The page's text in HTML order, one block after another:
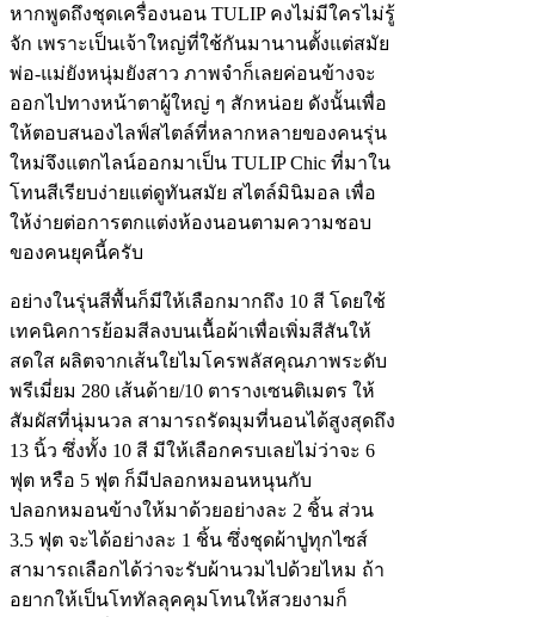
หากพูดถึงชุดเครื่องนอน TULIP คงไม่มีใครไม่รู้
จัก เพราะเป็นเจ้าใหญ่ที่ใช้กันมานานตั้งแต่สมัย
พ่อ-แม่ยังหนุ่มยังสาว ภาพจำก็เลยค่อนข้างจะ
ออกไปทางหน้าตาผู้ใหญ่ ๆ สักหน่อย ดังนั้นเพื่อ
ให้ตอบสนองไลฟ์สไตล์ที่หลากหลายของคนรุ่น
ใหม่จึงแตกไลน์ออกมาเป็น TULIP Chic ที่มาใน
โทนสีเรียบง่ายแต่ดูทันสมัย สไตล์มินิมอล เพื่อ
ให้ง่ายต่อการตกแต่งห้องนอนตามความชอบ
ของคนยุคนี้ครับ
อย่างในรุ่นสีพื้นก็มีให้เลือกมากถึง 10 สี โดยใช้
เทคนิคการย้อมสีลงบนเนื้อผ้าเพื่อเพิ่มสีสันให้
สดใส ผลิตจากเส้นใยไมโครพลัสคุณภาพระดับ
พรีเมี่ยม 280 เส้นด้าย/10 ตารางเซนติเมตร ให้
สัมผัสที่นุ่มนวล สามารถรัดมุมที่นอนได้สูงสุดถึง
13 นิ้ว ซึ่งทั้ง 10 สี มีให้เลือกครบเลยไม่ว่าจะ 6
ฟุต หรือ 5 ฟุต ก็มีปลอกหมอนหนุนกับ
ปลอกหมอนข้างให้มาด้วยอย่างละ 2 ชิ้น ส่วน
3.5 ฟุต จะได้อย่างละ 1 ชิ้น ซึ่งชุดผ้าปูทุกไซส์
สามารถเลือกได้ว่าจะรับผ้านวมไปด้วยไหม ถ้า
อยากให้เป็นโททัลลุคคุมโทนให้สวยงามก็